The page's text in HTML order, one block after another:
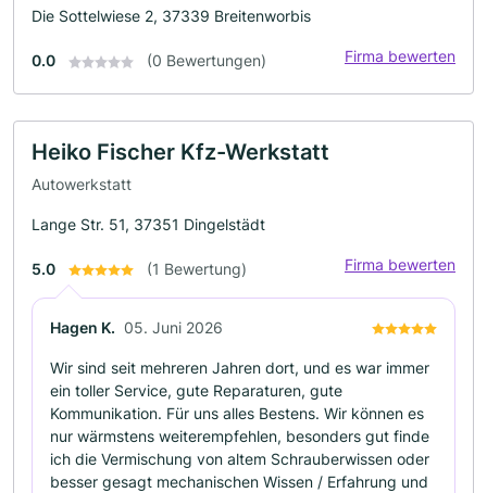
Die Sottelwiese 2, 37339 Breitenworbis
0.0 (0 Bewertungen) Firma bewerten
Heiko Fischer Kfz-Werkstatt
Autowerkstatt
Lange Str. 51, 37351 Dingelstädt
5.0 (1 Bewertung) Firma bewerten
Hagen K. 05. Juni 2026
Wir sind seit mehreren Jahren dort, und es war immer
ein toller Service, gute Reparaturen, gute
Kommunikation. Für uns alles Bestens. Wir können es
nur wärmstens weiterempfehlen, besonders gut finde
ich die Vermischung von altem Schrauberwissen oder
besser gesagt mechanischen Wissen / Erfahrung und